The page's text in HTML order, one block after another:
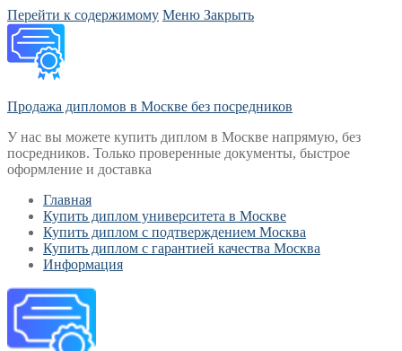
Перейти к содержимому Меню Закрыть
Продажа дипломов в Москве без посредников
У нас вы можете купить диплом в Москве напрямую, без
посредников. Только проверенные документы, быстрое
оформление и доставка
Главная
Купить диплом университета в Москве
Купить диплом с подтверждением Москва
Купить диплом с гарантией качества Москва
Информация